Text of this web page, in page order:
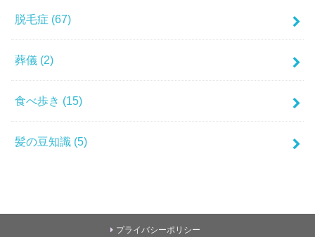
脱毛症 (67)
葬儀 (2)
食べ歩き (15)
髪の豆知識 (5)
プライバシーポリシー